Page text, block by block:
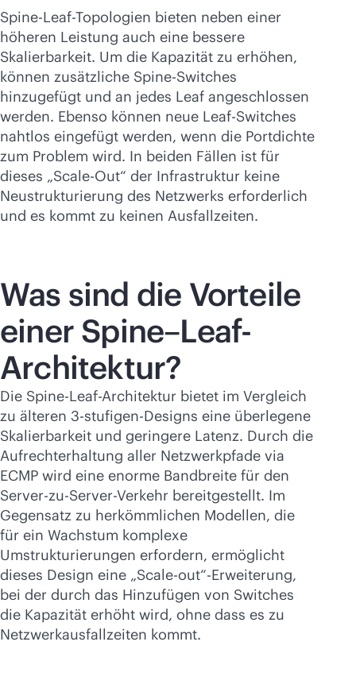
Spine-Leaf-Topologien bieten neben einer
höheren Leistung auch eine bessere
Skalierbarkeit. Um die Kapazität zu erhöhen,
können zusätzliche Spine-Switches
hinzugefügt und an jedes Leaf angeschlossen
werden. Ebenso können neue Leaf-Switches
nahtlos eingefügt werden, wenn die Portdichte
zum Problem wird. In beiden Fällen ist für
dieses „Scale-Out“ der Infrastruktur keine
Neustrukturierung des Netzwerks erforderlich
und es kommt zu keinen Ausfallzeiten.
Was sind die Vorteile
einer Spine–Leaf-
Architektur?
Die Spine-Leaf-Architektur bietet im Vergleich
zu älteren 3-stufigen-Designs eine überlegene
Skalierbarkeit und geringere Latenz. Durch die
Aufrechterhaltung aller Netzwerkpfade via
ECMP wird eine enorme Bandbreite für den
Server-zu-Server-Verkehr bereitgestellt. Im
Gegensatz zu herkömmlichen Modellen, die
für ein Wachstum komplexe
Umstrukturierungen erfordern, ermöglicht
dieses Design eine „Scale-out“-Erweiterung,
bei der durch das Hinzufügen von Switches
die Kapazität erhöht wird, ohne dass es zu
Netzwerkausfallzeiten kommt.